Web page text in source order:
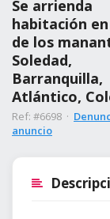
Se arrienda
habitación
de los
Soledad,
Barranquilla,
Atlántico,
Ref: #6698 ·
anuncio